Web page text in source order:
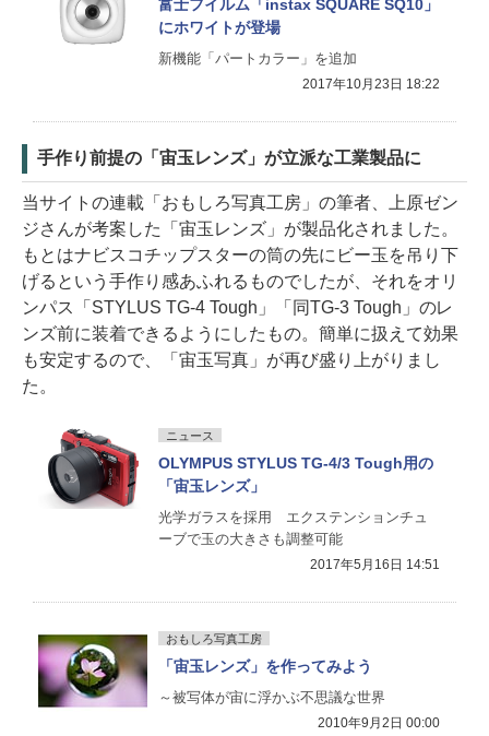
富士フイルム「instax SQUARE SQ10」
にホワイトが登場
新機能「パートカラー」を追加
2017年10月23日 18:22
手作り前提の「宙玉レンズ」が立派な工業製品に
当サイトの連載「おもしろ写真工房」の筆者、上原ゼン
ジさんが考案した「宙玉レンズ」が製品化されました。
もとはナビスコチップスターの筒の先にビー玉を吊り下
げるという手作り感あふれるものでしたが、それをオリ
ンパス「STYLUS TG-4 Tough」「同TG-3 Tough」のレ
ンズ前に装着できるようにしたもの。簡単に扱えて効果
も安定するので、「宙玉写真」が再び盛り上がりまし
た。
ニュース
OLYMPUS STYLUS TG-4/3 Tough用の
「宙玉レンズ」
光学ガラスを採用 エクステンションチュ
ーブで玉の大きさも調整可能
2017年5月16日 14:51
おもしろ写真工房
「宙玉レンズ」を作ってみよう
～被写体が宙に浮かぶ不思議な世界
2010年9月2日 00:00